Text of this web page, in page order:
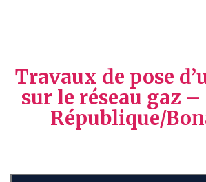
Travaux de pose
sur le réseau gaz
République/